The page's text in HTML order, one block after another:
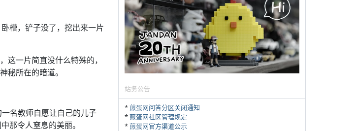
槽，铲子没了，挖出来一片
这一片简直没什么特殊的，
秘所在的暗道。
名教师自愿让自己的儿子
那令人窒息的美丽。
站务公告
*煎蛋网问答分区关闭通知
*煎蛋网社区管理规定
*煎蛋网官方渠道公示